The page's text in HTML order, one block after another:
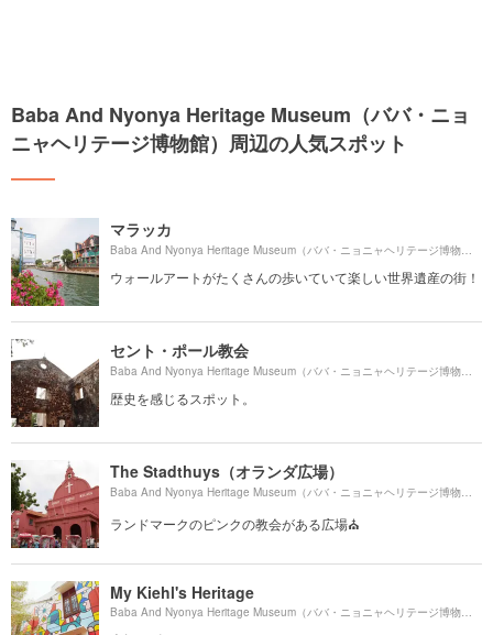
Baba And Nyonya Heritage Museum（ババ・ニョ
ニャヘリテージ博物館）周辺の人気スポット
マラッカ
ウォールアートがたくさんの歩いていて楽しい世界遺産の街！
セント・ポール教会
歴史を感じるスポット。
The Stadthuys（オランダ広場）
ランドマークのピンクの教会がある広場⛪️
My Kiehl's Heritage